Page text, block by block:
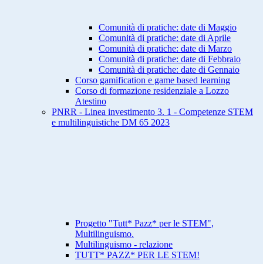
Comunità di pratiche: date di Maggio
Comunità di pratiche: date di Aprile
Comunità di pratiche: date di Marzo
Comunità di pratiche: date di Febbraio
Comunità di pratiche: date di Gennaio
Corso gamification e game based learning
Corso di formazione residenziale a Lozzo
Atestino
PNRR - Linea investimento 3. 1 - Competenze STEM
e multilinguistiche DM 65 2023
Progetto "Tutt* Pazz* per le STEM",
Multilinguismo.
Multilinguismo - relazione
TUTT* PAZZ* PER LE STEM!